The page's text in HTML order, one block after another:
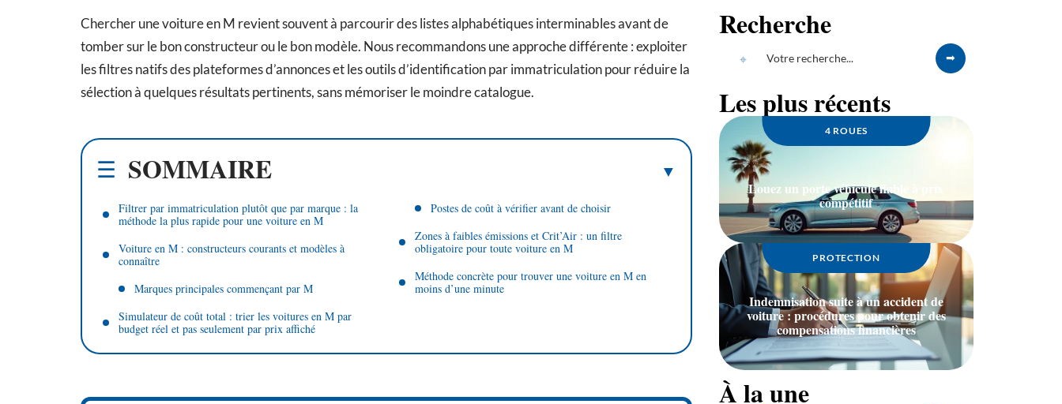
Chercher une voiture en M revient souvent à parcourir des listes alphabétiques interminables avant de
tomber sur le bon constructeur ou le bon modèle. Nous recommandons une approche différente : exploiter
les filtres natifs des plateformes d’annonces et les outils d’identification par immatriculation pour réduire la
sélection à quelques résultats pertinents, sans mémoriser le moindre catalogue.
SOMMAIRE
Filtrer par immatriculation plutôt que par marque : la
méthode la plus rapide pour une voiture en M
Voiture en M : constructeurs courants et modèles à
connaître
Marques principales commençant par M
Simulateur de coût total : trier les voitures en M par
budget réel et pas seulement par prix affiché
Postes de coût à vérifier avant de choisir
Zones à faibles émissions et Crit’Air : un filtre
obligatoire pour toute voiture en M
Méthode concrète pour trouver une voiture en M en
moins d’une minute
Recherche
Les plus récents
4 ROUES
Louez un porte véhicule fiable à prix
compétitif
PROTECTION
Indemnisation suite à un accident de
voiture : procédures pour obtenir des
compensations financières
À la une